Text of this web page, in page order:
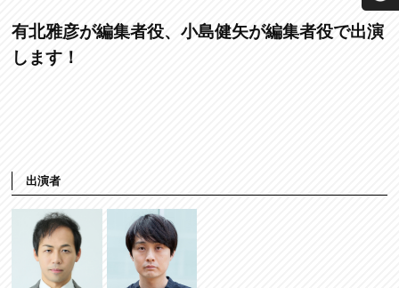
有北雅彦が編集者役、小島健矢が編集者役で出演
します！
出演者